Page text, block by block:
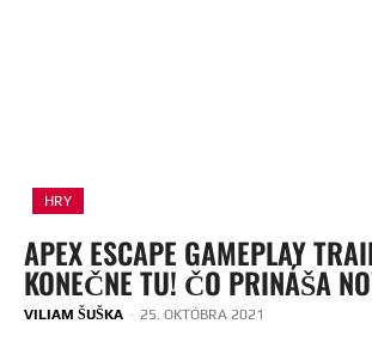
HRY
APEX ESCAPE GAMEPLAY
KONEČNE TU! ČO PRINÁŠA
VILIAM ŠUŠKA - 25. OKTÓBRA 2021